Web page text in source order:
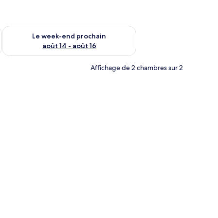
août 7 - août 9
Le week-end prochain
août 14 - août 16
Vérifier la disponibilité pour le week-end prochain août 14 -
Affichage de 2 chambres sur 2
lit, un téléviseur fixé au mur, des étagères en bois et une porte donnant